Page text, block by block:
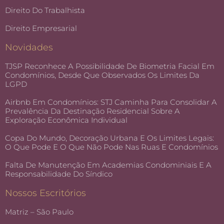
Direito Do Trabalhista
Direito Empresarial
Novidades
TJSP Reconhece A Possibilidade De Biometria Facial Em
Condomínios, Desde Que Observados Os Limites Da
LGPD
Airbnb Em Condomínios: STJ Caminha Para Consolidar A
Prevalência Da Destinação Residencial Sobre A
Exploração Econômica Individual
Copa Do Mundo, Decoração Urbana E Os Limites Legais:
O Que Pode E O Que Não Pode Nas Ruas E Condomínios
Falta De Manutenção Em Academias Condominiais E A
Responsabilidade Do Síndico
Nossos Escritórios
Matriz – São Paulo